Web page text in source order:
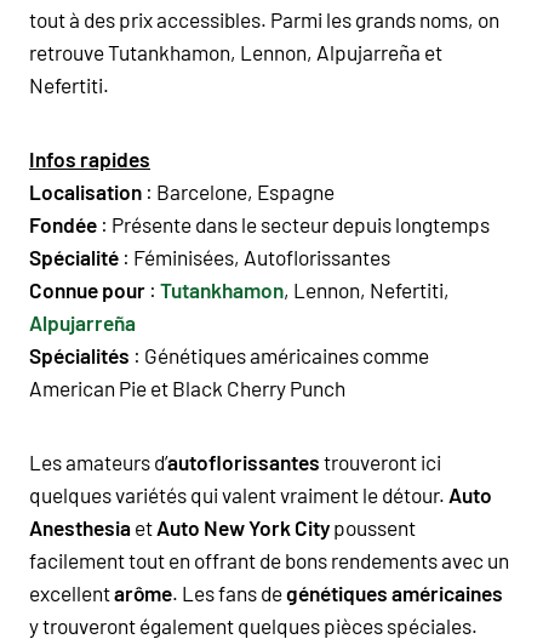
tout à des prix accessibles. Parmi les grands noms, on
retrouveTutankhamon, Lennon, Alpujarreña et
Nefertiti.
Infos rapides
Localisation : Barcelone, Espagne
Fondée : Présente dans le secteur depuis longtemps
Spécialité : Féminisées, Autoflorissantes
Connue pour : Tutankhamon, Lennon, Nefertiti,
Alpujarreña
Spécialités : Génétiques américaines comme
American Pie et Black Cherry Punch
Les amateurs d’autoflorissantes trouveront ici
quelques variétés qui valent vraiment le détour. Auto
Anesthesia et Auto New York City poussent
facilement tout en offrant de bons rendements avec un
excellentarôme. Les fans degénétiques américaines
y trouveront également quelques pièces spéciales.